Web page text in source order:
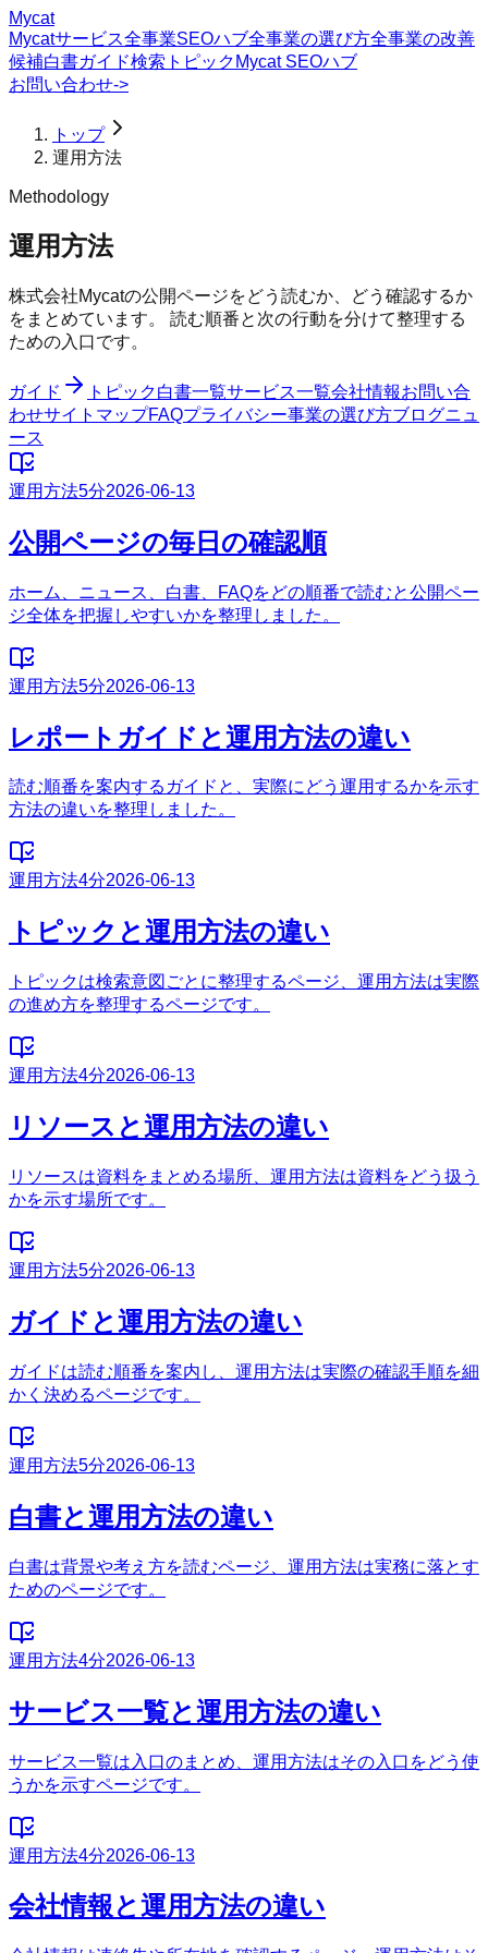
Mycat
Mycatサービス全事業SEOハブ全事業の選び方全事業の改善
候補白書ガイド検索トピック Mycat SEOハブ
お問い合わせ->
トップ
運用方法
Methodology
運用方法
株式会社Mycatの公開ページをどう読むか、どう確認するか
をまとめています。 読む順番と次の行動を分けて整理する
ための入口です。
ガイド トピック白書一覧サービス一覧会社情報お問い合
わせサイトマップFAQプライバシー事業の選び方ブログニュ
ース
運用方法5分2026-06-13
公開ページの毎日の確認順
ホーム、ニュース、白書、FAQをどの順番で読むと公開ペー
ジ全体を把握しやすいかを整理しました。
運用方法5分2026-06-13
レポートガイドと運用方法の違い
読む順番を案内するガイドと、実際にどう運用するかを示す
方法の違いを整理しました。
運用方法4分2026-06-13
トピックと運用方法の違い
トピックは検索意図ごとに整理するページ、運用方法は実際
の進め方を整理するページです。
運用方法4分2026-06-13
リソースと運用方法の違い
リソースは資料をまとめる場所、運用方法は資料をどう扱う
かを示す場所です。
運用方法5分2026-06-13
ガイドと運用方法の違い
ガイドは読む順番を案内し、運用方法は実際の確認手順を細
かく決めるページです。
運用方法5分2026-06-13
白書と運用方法の違い
白書は背景や考え方を読むページ、運用方法は実務に落とす
ためのページです。
運用方法4分2026-06-13
サービス一覧と運用方法の違い
サービス一覧は入口のまとめ、運用方法はその入口をどう使
うかを示すページです。
運用方法4分2026-06-13
会社情報と運用方法の違い